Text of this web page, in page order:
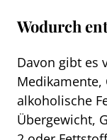
Wodurch
Davon gibt es
alkoholische
Übergewicht,